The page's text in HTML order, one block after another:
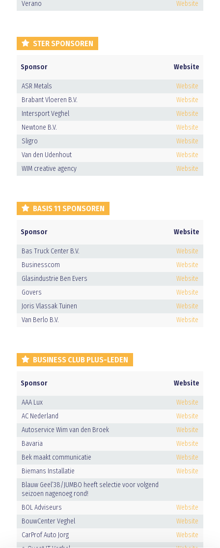
Verano
Website
STER SPONSOREN
Sponsor Website
ASR Metals
Website
Brabant Vloeren B.V.
Website
Intersport Veghel
Website
Newtone B.V.
Website
Sligro
Website
Van den Udenhout
Website
WIM creative agency
Website
BASIS 11 SPONSOREN
Sponsor Website
Bas Truck Center B.V.
Website
Businesscom
Website
Glasindustrie Ben Evers
Website
Govers
Website
Joris Vlassak Tuinen
Website
Van Berlo B.V.
Website
BUSINESS CLUB PLUS-LEDEN
Sponsor Website
AAA Lux
Website
AC Nederland
Website
Autoservice Wim van den Broek
Website
Bavaria
Website
Bek maakt communicatie
Website
Biemans Installatie
Website
Blauw Geel’38/JUMBO heeft selectie voor volgend
seizoen nagenoeg rond!
BOL Adviseurs
Website
BouwCenter Veghel
Website
CarProf Auto Jorg
Website